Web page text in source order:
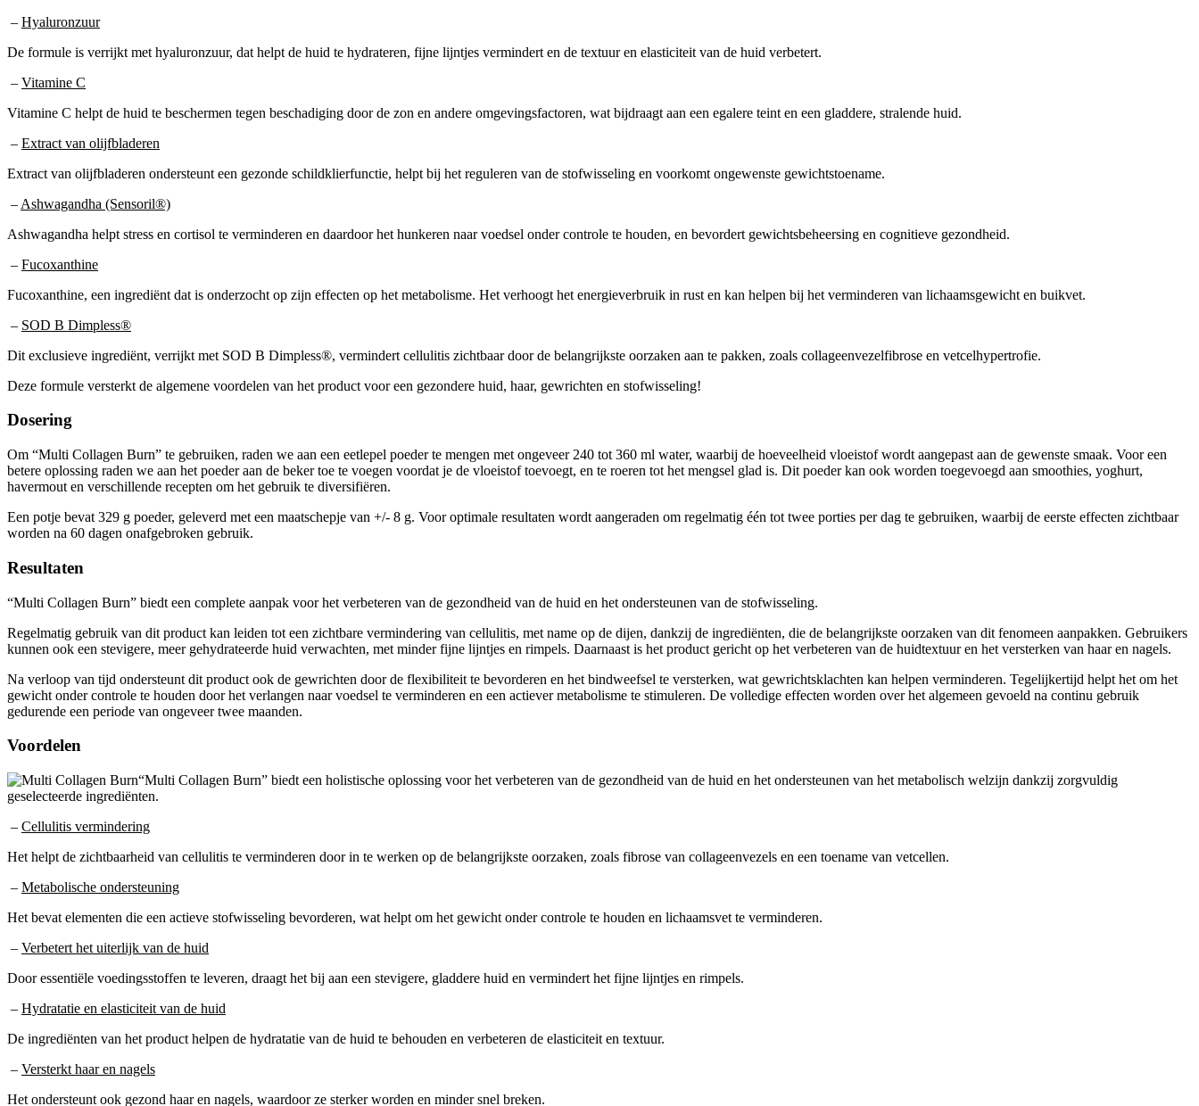
– Hyaluronzuur
De formule is verrijkt met hyaluronzuur, dat helpt de huid te hydrateren, fijne lijntjes vermindert en de textuur en elasticiteit van de huid verbetert.
– Vitamine C
Vitamine C helpt de huid te beschermen tegen beschadiging door de zon en andere omgevingsfactoren, wat bijdraagt aan een egalere teint en een gladdere, stralende huid.
– Extract van olijfbladeren
Extract van olijfbladeren ondersteunt een gezonde schildklierfunctie, helpt bij het reguleren van de stofwisseling en voorkomt ongewenste gewichtstoename.
– Ashwagandha (Sensoril®)
Ashwagandha helpt stress en cortisol te verminderen en daardoor het hunkeren naar voedsel onder controle te houden, en bevordert gewichtsbeheersing en cognitieve gezondheid.
– Fucoxanthine
Fucoxanthine, een ingrediënt dat is onderzocht op zijn effecten op het metabolisme. Het verhoogt het energieverbruik in rust en kan helpen bij het verminderen van lichaamsgewicht en buikvet.
– SOD B Dimpless®
Dit exclusieve ingrediënt, verrijkt met SOD B Dimpless®, vermindert cellulitis zichtbaar door de belangrijkste oorzaken aan te pakken, zoals collageenvezelfibrose en vetcelhypertrofie.
Deze formule versterkt de algemene voordelen van het product voor een gezondere huid, haar, gewrichten en stofwisseling!
Dosering
Om “Multi Collagen Burn” te gebruiken, raden we aan een eetlepel poeder te mengen met ongeveer 240 tot 360 ml water, waarbij de hoeveelheid vloeistof wordt aangepast aan de gewenste smaak. Voor een
betere oplossing raden we aan het poeder aan de beker toe te voegen voordat je de vloeistof toevoegt, en te roeren tot het mengsel glad is. Dit poeder kan ook worden toegevoegd aan smoothies, yoghurt,
havermout en verschillende recepten om het gebruik te diversifiëren.
Een potje bevat 329 g poeder, geleverd met een maatschepje van +/- 8 g. Voor optimale resultaten wordt aangeraden om regelmatig één tot twee porties per dag te gebruiken, waarbij de eerste effecten zichtbaar
worden na 60 dagen onafgebroken gebruik.
Resultaten
“Multi Collagen Burn” biedt een complete aanpak voor het verbeteren van de gezondheid van de huid en het ondersteunen van de stofwisseling.
Regelmatig gebruik van dit product kan leiden tot een zichtbare vermindering van cellulitis, met name op de dijen, dankzij de ingrediënten, die de belangrijkste oorzaken van dit fenomeen aanpakken. Gebruikers
kunnen ook een stevigere, meer gehydrateerde huid verwachten, met minder fijne lijntjes en rimpels. Daarnaast is het product gericht op het verbeteren van de huidtextuur en het versterken van haar en nagels.
Na verloop van tijd ondersteunt dit product ook de gewrichten door de flexibiliteit te bevorderen en het bindweefsel te versterken, wat gewrichtsklachten kan helpen verminderen. Tegelijkertijd helpt het om het
gewicht onder controle te houden door het verlangen naar voedsel te verminderen en een actiever metabolisme te stimuleren. De volledige effecten worden over het algemeen gevoeld na continu gebruik
gedurende een periode van ongeveer twee maanden.
Voordelen
“Multi Collagen Burn” biedt een holistische oplossing voor het verbeteren van de gezondheid van de huid en het ondersteunen van het metabolisch welzijn dankzij zorgvuldig
geselecteerde ingrediënten.
– Cellulitis vermindering
Het helpt de zichtbaarheid van cellulitis te verminderen door in te werken op de belangrijkste oorzaken, zoals fibrose van collageenvezels en een toename van vetcellen.
– Metabolische ondersteuning
Het bevat elementen die een actieve stofwisseling bevorderen, wat helpt om het gewicht onder controle te houden en lichaamsvet te verminderen.
– Verbetert het uiterlijk van de huid
Door essentiële voedingsstoffen te leveren, draagt het bij aan een stevigere, gladdere huid en vermindert het fijne lijntjes en rimpels.
– Hydratatie en elasticiteit van de huid
De ingrediënten van het product helpen de hydratatie van de huid te behouden en verbeteren de elasticiteit en textuur.
– Versterkt haar en nagels
Het ondersteunt ook gezond haar en nagels, waardoor ze sterker worden en minder snel breken.